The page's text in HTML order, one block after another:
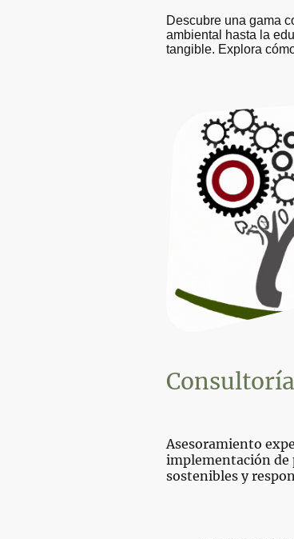
Descubre una gama
ambiental hasta la
tangible. Explora
Consultoría
Asesoramiento
implementación de
sostenibles y